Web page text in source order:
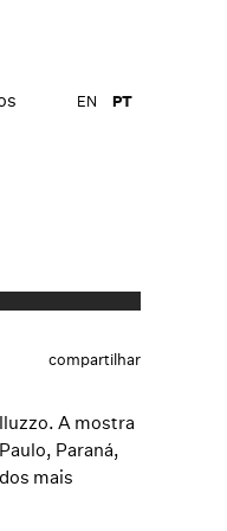
PT
EN
compartilhar
A mostra
Paraná,
mais